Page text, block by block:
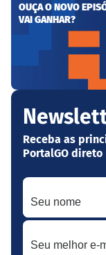
OUÇA O NOVO
VAI GANHAR?
Receba as
PortalGO
Seu nome
Seu melhor e-mail